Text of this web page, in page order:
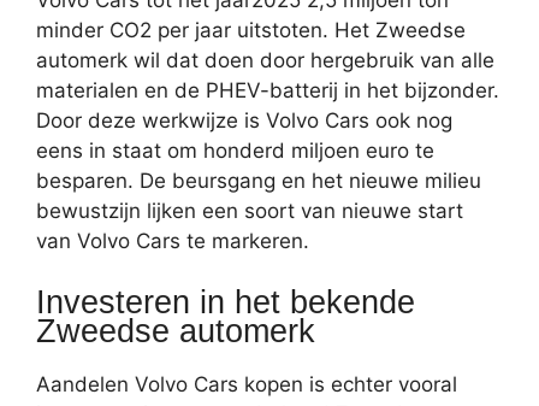
minder CO2 per jaar uitstoten. Het Zweedse
automerk wil dat doen door hergebruik van alle
materialen en de PHEV-batterij in het bijzonder.
Door deze werkwijze is Volvo Cars ook nog
eens in staat om honderd miljoen euro te
besparen. De beursgang en het nieuwe milieu
bewustzijn lijken een soort van nieuwe start
van Volvo Cars te markeren.
Investeren in het bekende
Zweedse automerk
Aandelen Volvo Cars kopen is echter vooral